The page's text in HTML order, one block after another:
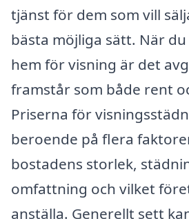
tjänst för dem som vill
bästa möjliga sätt. När
hem för visning är det
framstår som både rent
Priserna för
beroende på flera
bostadens storlek,
omfattning och vilket
anställa. Generellt sett